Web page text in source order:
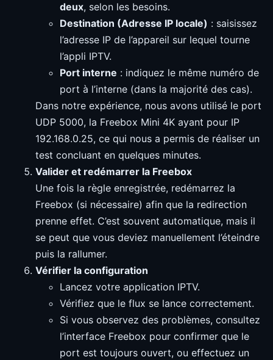
deux, selon les besoins.
Destination (Adresse IP locale) : saisissez
l’adresse IP de l’appareil sur lequel tourne
l’appli IPTV.
Port interne : indiquez le même numéro de
port à l’interne (dans la majorité des cas).
Dans notre expérience, nous avons utilisé le port
UDP 5000, la Freebox Mini 4K ayant pour IP
192.168.0.25, ce qui nous a permis de réaliser un
test concluant en quelques minutes.
Valider et redémarrer la Freebox
Une fois la règle enregistrée, redémarrez la
Freebox (si nécessaire) afin que la redirection
prenne effet. C’est souvent automatique, mais il
se peut que vous deviez manuellement l’éteindre
puis la rallumer.
Vérifier la configuration
Lancez votre application IPTV.
Vérifiez que le flux se lance correctement.
Si vous observez des problèmes, consultez
l’interface Freebox pour confirmer que le
port est toujours ouvert, ou effectuez un